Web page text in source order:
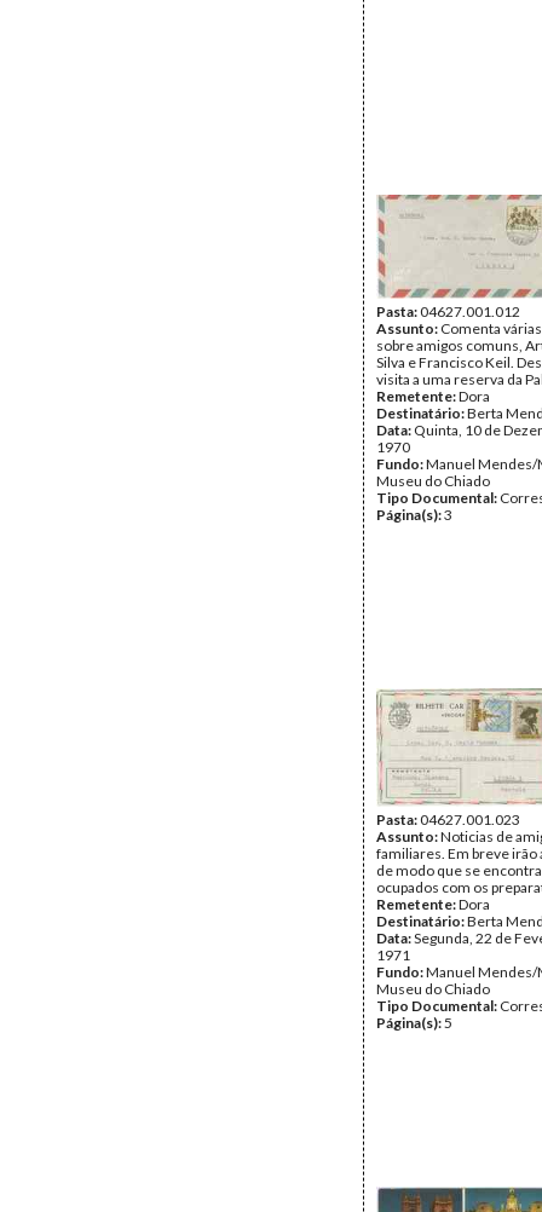
Pasta:04627.001.012
Assunto: Comenta
sobre amigos comuns,
Silva e Francisco Keil.
visita a uma reserva da
Remetente:Dora
Destinatário:Berta
Data: Quinta, 10 de
1970
Fundo:Manuel Mendes/
Museu do Chiado
Tipo Documental:
Página(s):3
Pasta:04627.001.023
Assunto:Noticias de
familiares. Em breve irão
de modo que se
ocupados com os
Remetente:Dora
Destinatário:Berta
Data:Segunda, 22 de
1971
Fundo:Manuel Mendes/
Museu do Chiado
Tipo Documental:
Página(s):5